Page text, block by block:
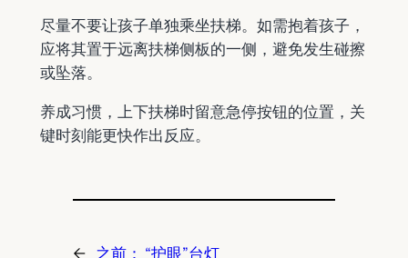
尽量不要让孩子单独乘坐扶梯。如需抱着孩子，
应将其置于远离扶梯侧板的一侧，避免发生碰擦
或坠落。
养成习惯，上下扶梯时留意急停按钮的位置，关
键时刻能更快作出反应。
← 之前： “护眼”台灯